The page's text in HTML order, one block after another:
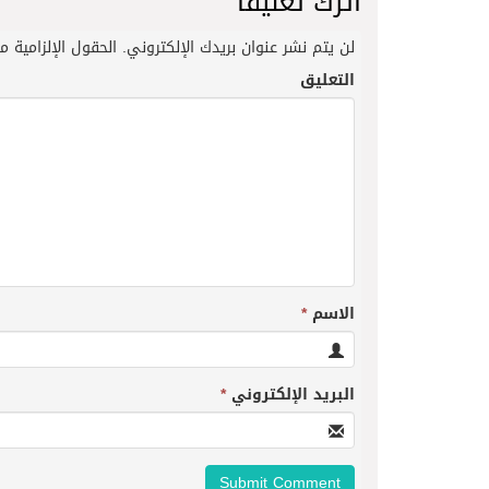
لن يتم نشر عنوان بريدك الإلكتروني. الحقول الإلزامية
التعليق
الاسم*
البريد الإلكتروني*